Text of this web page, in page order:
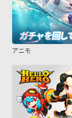
アニモ